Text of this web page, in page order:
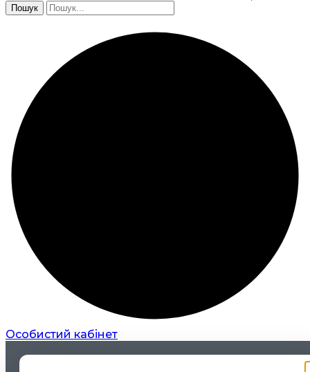
Пошук
Особистий кабінет